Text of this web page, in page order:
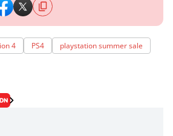
4 PS4 playstation summer sale